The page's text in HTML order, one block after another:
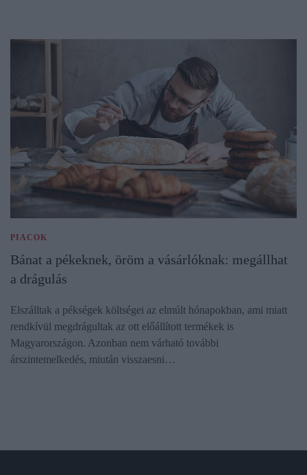
PIACOK
Bánat a pékeknek, öröm a vásárlóknak: megállhat
a drágulás
Elszálltak a pékségek költségei az elmúlt hónapokban, ami miatt
rendkívül megdrágultak az ott előállított termékek is
Magyarországon. Azonban nem várható további
árszintemelkedés, miután visszaesni…